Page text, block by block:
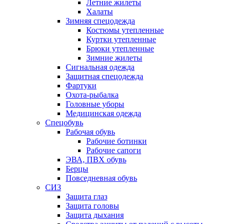
Летние жилеты
Халаты
Зимняя спецодежда
Костюмы утепленные
Куртки утепленные
Брюки утепленные
Зимние жилеты
Сигнальная одежда
Защитная спецодежда
Фартуки
Охота-рыбалка
Головные уборы
Медицинская одежда
Спецобувь
Рабочая обувь
Рабочие ботинки
Рабочие сапоги
ЭВА, ПВХ обувь
Берцы
Повседневная обувь
СИЗ
Защита глаз
Защита головы
Защита дыхания